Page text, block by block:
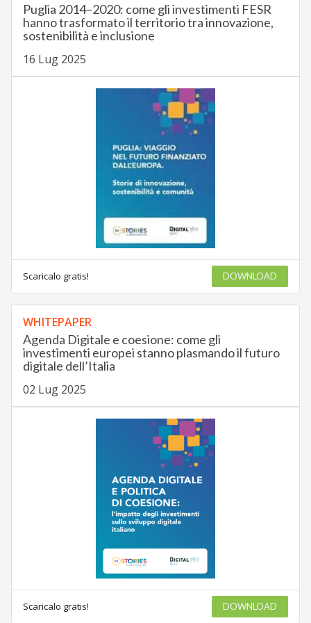
Puglia 2014–2020: come gli investimenti FESR
hanno trasformato il territorio tra innovazione,
sostenibilità e inclusione
16 Lug 2025
Scaricalo gratis! DOWNLOAD
WHITEPAPER
Agenda Digitale e coesione: come gli
investimenti europei stanno plasmando il futuro
digitale dell’Italia
02 Lug 2025
Scaricalo gratis! DOWNLOAD